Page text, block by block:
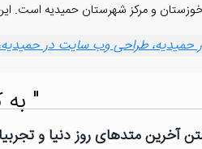
شهرستان حمیدیه است. این شهر سابقاً در بخش
طراحی وب سایت در حمیدیه،
"
آخرین متدهای روز دنیا و